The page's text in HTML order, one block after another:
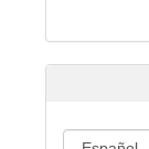
t
í